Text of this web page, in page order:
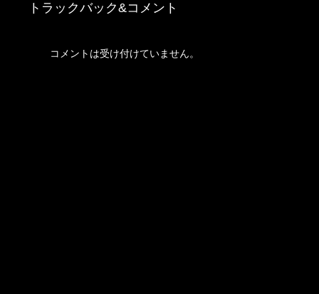
トラックバック&コメント
コメントは受け付けていません。